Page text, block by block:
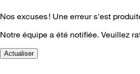
Nos excuses ! Une erreur s'est
Notre équipe a été notifiée. Veuillez
Actualiser